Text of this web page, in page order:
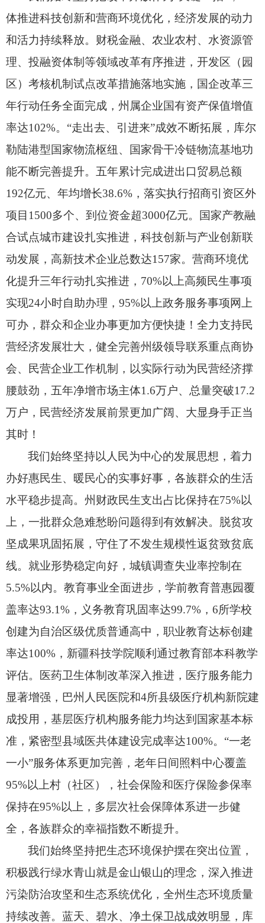
体推进科技创新和营商环境优化， 经济发展的动力
和活力持续释放。 财税金融、 农业农村、 水资源管
理、 投融资体制等领域改革有序推进， 开发区（园
区）考核机制试点改革措施落地实施， 国企改革三
年行动任务全面完成， 州属企业国有资产保值增值
率达102%。 “走出去、 引进来”成效不断拓展， 库尔
勒陆港型国家物流枢纽、
国家骨干冷链物流基地功
能不断完善提升。 五年累计完成进出口贸易总额
192亿元、 年均增长38.6%， 落实执行招商引资区外
项目1500多个、 到位资金超3000亿元。
国家产教融
合试点城市建设扎实推进， 科技创新与产业创新联
动发展， 高新技术企业总数达157家。 营商环境优
化提升三年行动扎实推进， 70%以上高频民生事项
实现24小时自助办理， 95%以上政务服务事项网上
可办， 群众和企业办事更加方便快捷！ 全力支持民
营经济发展壮大， 健全完善州级领导联系重点商协
会、
民营企业工作机制， 以实际行动为民营经济撑
腰鼓劲， 五年净增市场主体1.6万户、 总量突破17.2
万户， 民营经济发展前景更加广阔、 大显身手正当
其时！
我们始终坚持以人民为中心的发展思想，着力
办好惠民生、 暖民心的实事好事， 各族群众的生活
水平稳步提高。 州财政民生支出占比保持在75%以
上， 一批群众急难愁盼问题得到有效解决。
脱贫攻
坚成果巩固拓展， 守住了不发生规模性返贫致贫底
线。 就业形势稳定向好， 城镇调查失业率控制在
5.5%以内。 教育事业全面进步， 学前教育普惠园覆
盖率达93.1%， 义务教育巩固率达99.7%， 6所学校
创建为自治区级优质普通高中， 职业教育达标创建
率达100%， 新疆科技学院顺利通过教育部本科教学
评估。
医药卫生体制改革深入推进， 医疗服务能力
显著增强， 巴州人民医院和4所县级医疗机构新院建
成投用， 基层医疗机构服务能力均达到国家基本标
准， 紧密型县域医共体建设完成率达100%。 “一老
一小”服务体系更加完善， 老年日间照料中心覆盖
95%以上村（社区）， 社会保险和医疗保险参保率
保持在95%以上， 多层次社会保障体系进一步健
全， 各族群众的幸福指数不断提升。
我们始终坚持把生态环境保护摆在突出位置，
积极践行绿水青山就是金山银山的理念， 深入推进
污染防治攻坚和生态系统优化， 全州生态环境质量
持续改善。 蓝天、 碧水、 净土保卫战成效明显， 库